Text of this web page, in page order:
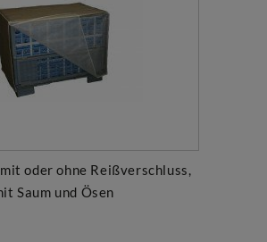
oder ohne Reißverschluss,
Saum und Ösen